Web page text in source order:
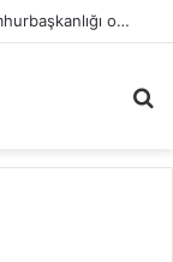
Erikli Atık Su Arıtma Tesisi Projesi’ne Cumhurbaşkanlığı onayı
...